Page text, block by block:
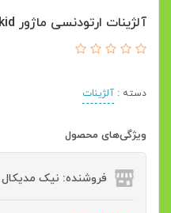
آلژینات ارتودنسی ماژور Major Alginkid
دسته : آلژینات
ویژگی‌های محصول
فروشنده: نیک مدیکال